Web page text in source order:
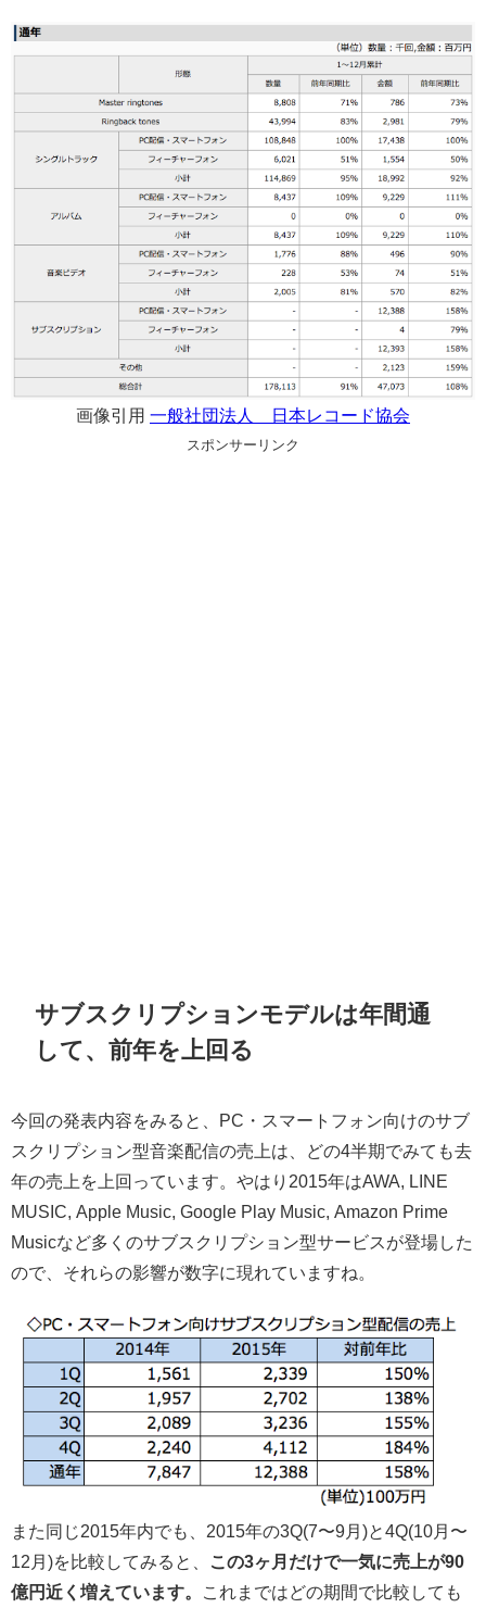
画像引用 一般社団法人 日本レコード協会
スポンサーリンク
サブスクリプションモデルは年間通
して、前年を上回る
今回の発表内容をみると、PC・スマートフォン向けのサブ
スクリプション型音楽配信の売上は、どの4半期でみても去
年の売上を上回っています。やはり2015年はAWA, LINE
MUSIC, Apple Music, Google Play Music, Amazon Prime
Musicなど多くのサブスクリプション型サービスが登場した
ので、それらの影響が数字に現れていますね。
また同じ2015年内でも、2015年の3Q(7〜9月)と4Q(10月〜
12月)を比較してみると、
この3ヶ月だけで一気に売上が90
億円近く増えています。
これまではどの期間で比較しても